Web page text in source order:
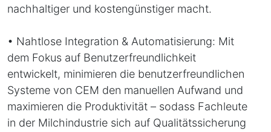
nachhaltiger und kostengünstiger macht.
• Nahtlose Integration & Automatisierung: Mit
dem Fokus auf Benutzerfreundlichkeit
entwickelt, minimieren die benutzerfreundlichen
Systeme von CEM den manuellen Aufwand und
maximieren die Produktivität – sodass Fachleute
in der Milchindustrie sich auf Qualitätssicherung